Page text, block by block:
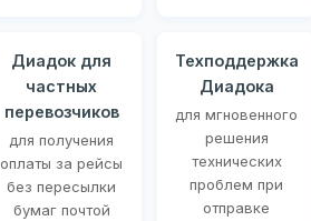
Диадок для
частных
перевозчиков
для получения
оплаты за рейсы
без пересылки
бумаг почтой
Техподдержка
Диадока
для мгновенного
решения
технических
проблем при
отправке